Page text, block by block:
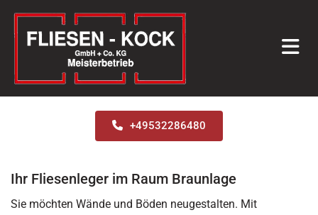
Zum Inhalt springen
+49532286480
Ihr Fliesenleger im Raum Braunlage
Sie möchten Wände und Böden neugestalten. Mit